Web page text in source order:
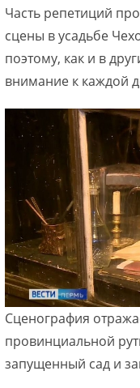
Часть репетиций
сцены в усадьбе
поэтому, как и в
внимание к каждой
Сценография
провинциальной
запущенный сад и